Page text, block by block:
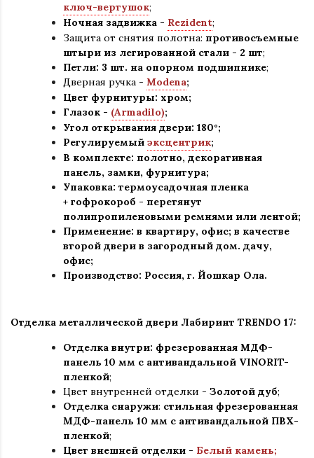
ключ-вертушок;
Ночная задвижка - Rezident;
Защита от снятия полотна: противосъемные
штыри из легированной стали - 2 шт;
Петли: 3 шт. на опорном подшипнике;
Дверная ручка - Modena;
Цвет фурнитуры: хром;
Глазок - (Armadilo);
Угол открывания двери: 180°;
Регулируемый эксцентрик;
В комплекте: полотно, декоративная
панель, замки, фурнитура;
Упаковка: термоусадочная пленка
+ гофрокороб - перетянут
полипропиленовыми ремнями или лентой;
Применение: в квартиру, офис; в качестве
второй двери в загородный дом. дачу,
офис;
Производство: Россия, г. Йошкар Ола.
Отделка металлической двери Лабиринт TRENDO 17:
Отделка внутри: фрезерованная МДФ-
панель 10 мм с антивандальной VINORIT-
пленкой;
Цвет внутренней отделки - Золотой дуб;
Отделка снаружи: стильная фрезерованная
МДФ-панель 10 мм с антивандальной ПВХ-
пленкой;
Цвет внешней отделки - Белый камень;